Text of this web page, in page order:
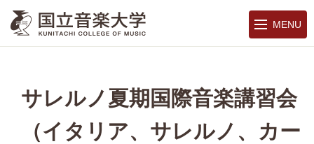
MENU
サレルノ夏期国際音楽講習会
（イタリア、サレルノ、カー